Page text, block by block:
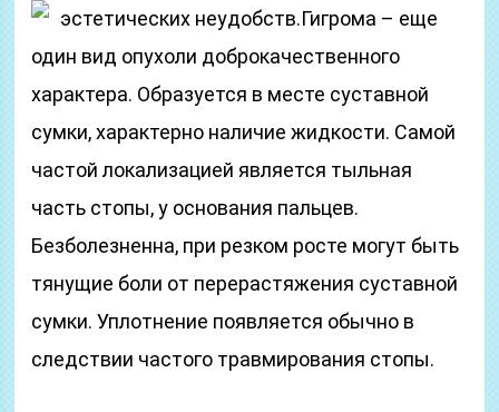
эстетических неудобств.Гигрома – еще
один вид опухоли доброкачественного
характера. Образуется в месте суставной
сумки, характерно наличие жидкости. Самой
частой локализацией является тыльная
часть стопы, у основания пальцев.
Безболезненна, при резком росте могут быть
тянущие боли от перерастяжения суставной
сумки. Уплотнение появляется обычно в
следствии частого травмирования стопы.